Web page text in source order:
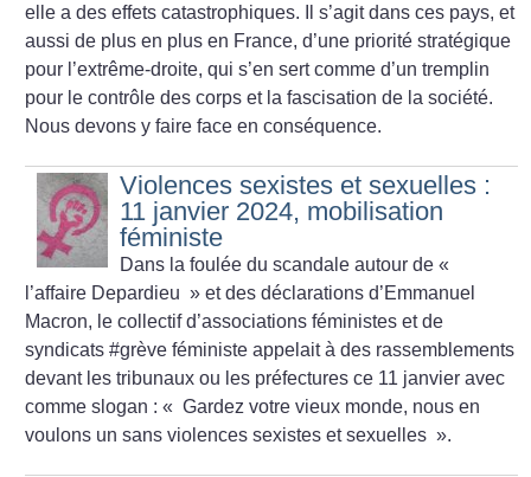
elle a des effets catastrophiques. Il s’agit dans ces pays, et
aussi de plus en plus en France, d’une priorité stratégique
pour l’extrême-droite, qui s’en sert comme d’un tremplin
pour le contrôle des corps et la fascisation de la société.
Nous devons y faire face en conséquence.
Violences sexistes et sexuelles :
11 janvier 2024, mobilisation
féministe
Dans la foulée du scandale autour de «
l’affaire Depardieu » et des déclarations d’Emmanuel
Macron, le collectif d’associations féministes et de
syndicats #grève féministe appelait à des rassemblements
devant les tribunaux ou les préfectures ce 11 janvier avec
comme slogan : « Gardez votre vieux monde, nous en
voulons un sans violences sexistes et sexuelles ».